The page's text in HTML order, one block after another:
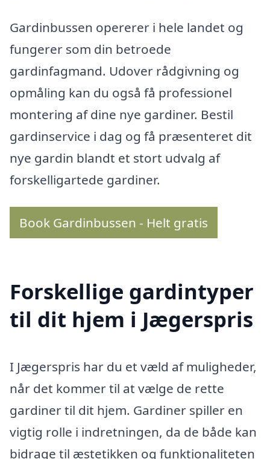
Gardinbussen opererer i hele landet og
fungerer som din betroede
gardinfagmand. Udover rådgivning og
opmåling kan du også få professionel
montering af dine nye gardiner. Bestil
gardinservice i dag og få præsenteret dit
nye gardin blandt et stort udvalg af
forskelligartede gardiner.
Book Gardinbussen - Helt gratis
Forskellige gardintyper
til dit hjem i Jægerspris
I Jægerspris har du et væld af muligheder,
når det kommer til at vælge de rette
gardiner til dit hjem. Gardiner spiller en
vigtig rolle i indretningen, da de både kan
bidrage til æstetikken og funktionaliteten